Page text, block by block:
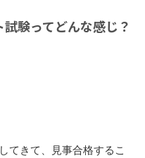
試験ってどんな感じ？
てきて、見事合格するこ